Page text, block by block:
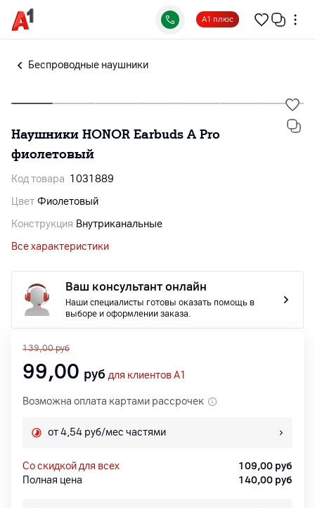
А1 плюс
Беспроводные наушники
Наушники HONOR Earbuds A Pro
фиолетовый
Код товара 1031889
Цвет Фиолетовый
Конструкция Внутриканальные
Все характеристики
Ваш консультант онлайн
Наши специалисты готовы оказать помощь в
выборе и оформлении заказа.
139,00 руб
99,00 руб для клиентов A1
Возможна оплата картами рассрочек
от 4,54 руб/мес частями
со скидкой для всех 109,00 руб
Полная цена
140,00 руб